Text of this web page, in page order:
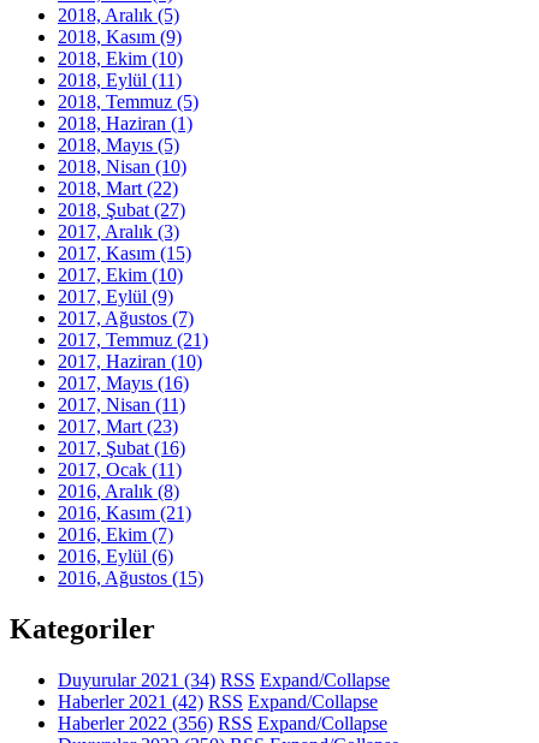
2018, Aralık (5)
2018, Kasım (9)
2018, Ekim (10)
2018, Eylül (11)
2018, Temmuz (5)
2018, Haziran (1)
2018, Mayıs (5)
2018, Nisan (10)
2018, Mart (22)
2018, Şubat (27)
2017, Aralık (3)
2017, Kasım (15)
2017, Ekim (10)
2017, Eylül (9)
2017, Ağustos (7)
2017, Temmuz (21)
2017, Haziran (10)
2017, Mayıs (16)
2017, Nisan (11)
2017, Mart (23)
2017, Şubat (16)
2017, Ocak (11)
2016, Aralık (8)
2016, Kasım (21)
2016, Ekim (7)
2016, Eylül (6)
2016, Ağustos (15)
Kategoriler
Duyurular 2021 (34) RSS Expand/Collapse
Haberler 2021 (42) RSS Expand/Collapse
Haberler 2022 (356) RSS Expand/Collapse